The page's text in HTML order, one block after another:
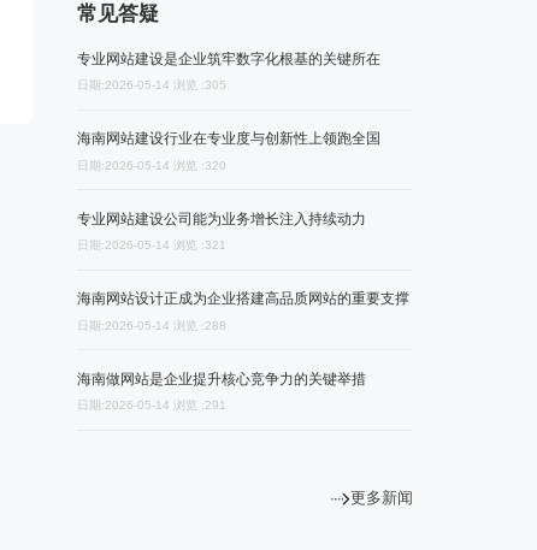
商
常见答疑
专业网站建设是企业筑牢数字化根基的关键所在
日期:2026-05-14 浏览 :305
海南网站建设行业在专业度与创新性上领跑全国
日期:2026-05-14 浏览 :320
专业网站建设公司能为业务增长注入持续动力
日期:2026-05-14 浏览 :321
海南网站设计正成为企业搭建高品质网站的重要支撑
日期:2026-05-14 浏览 :288
海南做网站是企业提升核心竞争力的关键举措
日期:2026-05-14 浏览 :291
更多新闻